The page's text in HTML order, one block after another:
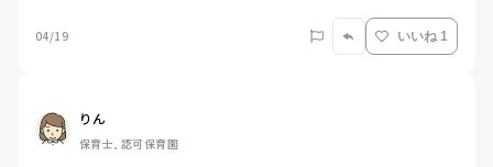
04/19 いいね 1
りん
保育士, 認可保育園